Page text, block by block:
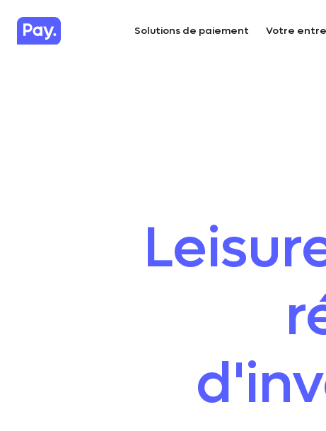
Solutions de paiement Votre